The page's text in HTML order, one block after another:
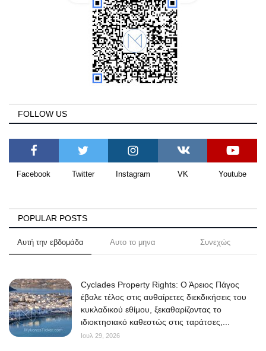
FOLLOW US
Facebook Twitter Instagram VK Youtube
POPULAR POSTS
Αυτή την εβδομάδα Αυτο το μηνα Συνεχώς
Cyclades Property Rights: Ο Άρειος Πάγος
έβαλε τέλος στις αυθαίρετες διεκδικήσεις του
κυκλαδικού εθίμου, ξεκαθαρίζοντας το
ιδιοκτησιακό καθεστώς στις ταράτσες,...
Ιουλ 29, 2026